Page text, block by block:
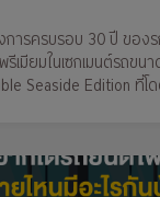
การครบรอบ 30 ปี ของ
เมียมในเซกเมนต์รถขน
Seaside Edition ที่